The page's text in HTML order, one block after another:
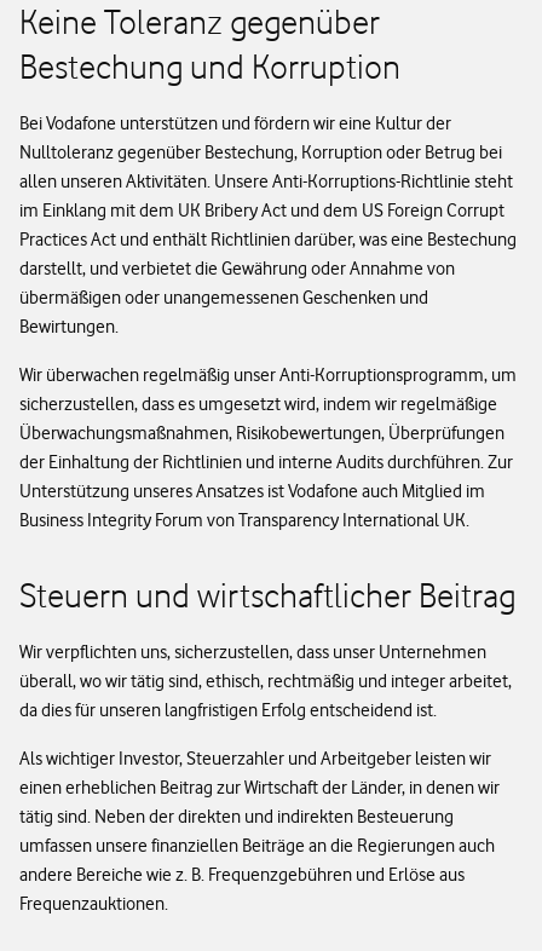
Keine Toleranz gegenüber
Bestechung und Korruption
Bei Vodafone unterstützen und fördern wir eine Kultur der
Nulltoleranz gegenüber Bestechung, Korruption oder Betrug bei
allen unseren Aktivitäten. Unsere Anti-Korruptions-Richtlinie steht
im Einklang mit dem UK Bribery Act und dem US Foreign Corrupt
Practices Act und enthält Richtlinien darüber, was eine Bestechung
darstellt, und verbietet die Gewährung oder Annahme von
übermäßigen oder unangemessenen Geschenken und
Bewirtungen.
Wir überwachen regelmäßig unser Anti-Korruptionsprogramm, um
sicherzustellen, dass es umgesetzt wird, indem wir regelmäßige
Überwachungsmaßnahmen, Risikobewertungen, Überprüfungen
der Einhaltung der Richtlinien und interne Audits durchführen. Zur
Unterstützung unseres Ansatzes ist Vodafone auch Mitglied im
Business Integrity Forum von Transparency International UK.
Steuern und wirtschaftlicher Beitrag
Wir verpflichten uns, sicherzustellen, dass unser Unternehmen
überall, wo wir tätig sind, ethisch, rechtmäßig und integer arbeitet,
da dies für unseren langfristigen Erfolg entscheidend ist.
Als wichtiger Investor, Steuerzahler und Arbeitgeber leisten wir
einen erheblichen Beitrag zur Wirtschaft der Länder, in denen wir
tätig sind. Neben der direkten und indirekten Besteuerung
umfassen unsere finanziellen Beiträge an die Regierungen auch
andere Bereiche wie z. B. Frequenzgebühren und Erlöse aus
Frequenzauktionen.